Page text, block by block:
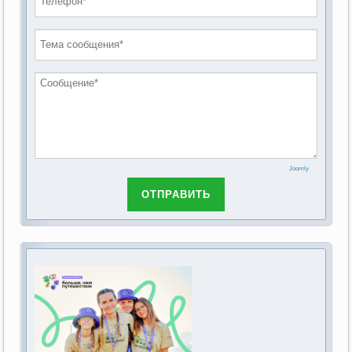
обсуждению Федерального закона Российской
основах социального обслуживания граждан в
2019 год
2018 год
Joomly
ОТПРАВИТЬ